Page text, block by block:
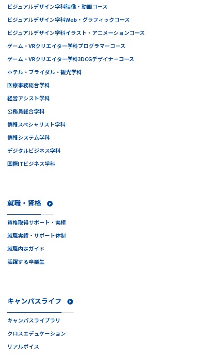
ビジュアルデザイン学科映像・動画コース
ビジュアルデザイン学科Web・グラフィックコース
ビジュアルデザイン学科イラスト・アニメーションコース
ゲーム・VRクリエイター学科プログラマーコース
ゲーム・VRクリエイター学科3DCGデザイナーコース
ホテル・ブライダル・観光学科
医療事務総合学科
経営アシスト学科
公務員総合学科
情報スペシャリスト学科
情報システム学科
デジタルビジネス学科
国際ITビジネス学科
就職・資格
資格取得サポート・実績
就職実績・サポート体制
就職内定ガイド
活躍する卒業生
キャンパスライフ
キャンパスライブラリ
クロスエデュケーション
リアルボイス